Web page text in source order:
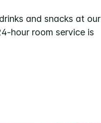
and snacks at our
hour room service is